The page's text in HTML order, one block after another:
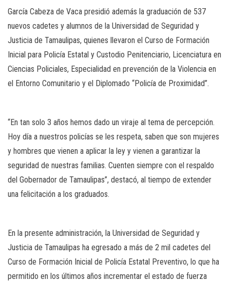
García Cabeza de Vaca presidió además la graduación de 537
nuevos cadetes y alumnos de la Universidad de Seguridad y
Justicia de Tamaulipas, quienes llevaron el Curso de Formación
Inicial para Policía Estatal y Custodio Penitenciario, Licenciatura en
Ciencias Policiales, Especialidad en prevención de la Violencia en
el Entorno Comunitario y el Diplomado “Policía de Proximidad”.
“En tan solo 3 años hemos dado un viraje al tema de percepción.
Hoy día a nuestros policías se les respeta, saben que son mujeres
y hombres que vienen a aplicar la ley y vienen a garantizar la
seguridad de nuestras familias. Cuenten siempre con el respaldo
del Gobernador de Tamaulipas”, destacó, al tiempo de extender
una felicitación a los graduados.
En la presente administración, la Universidad de Seguridad y
Justicia de Tamaulipas ha egresado a más de 2 mil cadetes del
Curso de Formación Inicial de Policía Estatal Preventivo, lo que ha
permitido en los últimos años incrementar el estado de fuerza